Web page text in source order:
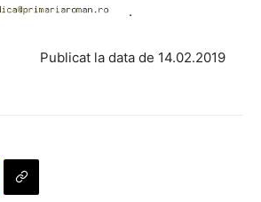
.
Publicat la data de 14.02.2019